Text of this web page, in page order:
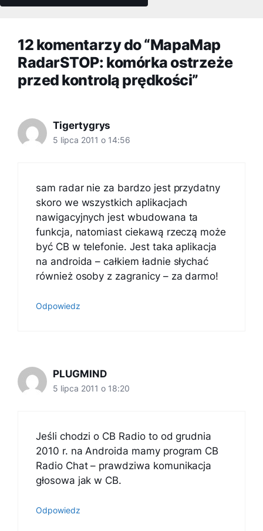
12 komentarzy do “MapaMap
RadarSTOP: komórka ostrzeże
przed kontrolą prędkości”
Tigertygrys
5 lipca 2011 o 14:56
sam radar nie za bardzo jest przydatny
skoro we wszystkich aplikacjach
nawigacyjnych jest wbudowana ta
funkcja, natomiast ciekawą rzeczą może
być CB w telefonie. Jest taka aplikacja
na androida – całkiem ładnie słychać
również osoby z zagranicy – za darmo!
Odpowiedz
PLUGMIND
5 lipca 2011 o 18:20
Jeśli chodzi o CB Radio to od grudnia
2010 r. na Androida mamy program CB
Radio Chat – prawdziwa komunikacja
głosowa jak w CB.
Odpowiedz